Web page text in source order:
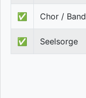
✅ Chor / Band
✅ Seelsorge